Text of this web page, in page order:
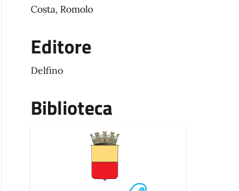
Costa, Romolo
Editore
Delfino
Biblioteca